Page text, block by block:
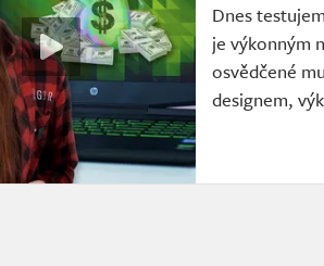
Dnes
je výkonným
osvědčené
designem,